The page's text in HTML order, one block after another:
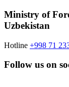
Ministry of
Uzbekistan
Hotline +998 71
Follow us on